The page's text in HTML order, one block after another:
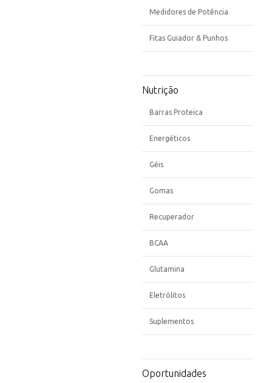
Medidores de Potência
Fitas Guiador & Punhos
Nutrição
Barras Proteica
Energéticos
Géis
Gomas
Recuperador
BCAA
Glutamina
Eletrólitos
Suplementos
Oportunidades